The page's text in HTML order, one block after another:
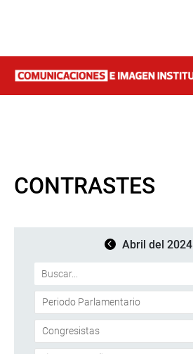
CONTRASTES
Abril del 2024